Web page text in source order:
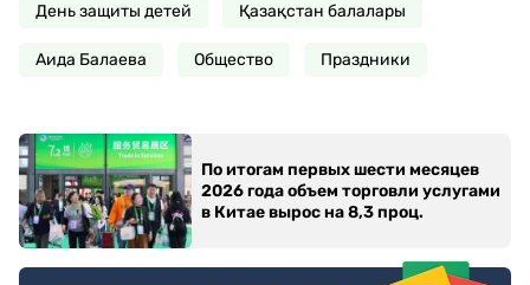
День защиты детей Қазақстан балалары
Аида Балаева Общество Праздники
По итогам первых шести месяцев
2026 года объем торговли услугами
в Китае вырос на 8,3 проц.